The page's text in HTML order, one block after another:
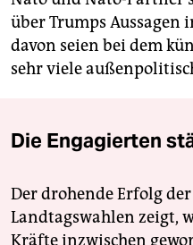
über Trumps Aussagen
davon seien bei dem
sehr viele
Die Engagierten
Der drohende Erfolg
Landtagswahlen zeigt,
Kräfte inzwischen